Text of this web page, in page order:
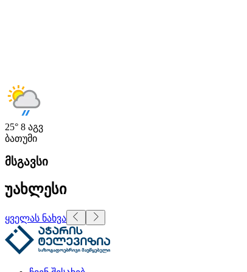
25° 8 აგვ
ბათუმი
მსგავსი
უახლესი
ყველას ნახვა